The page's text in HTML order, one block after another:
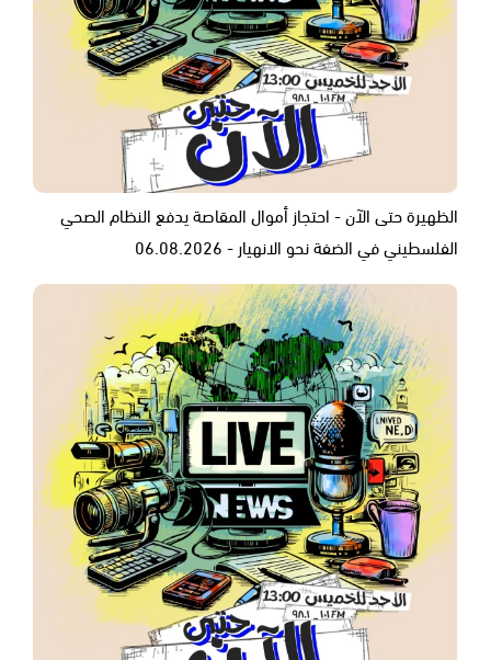
الظهيرة حتى الآن - احتجاز أموال المقاصة يدفع النظام الصحي
الفلسطيني في الضفة نحو الانهيار - 06.08.2026